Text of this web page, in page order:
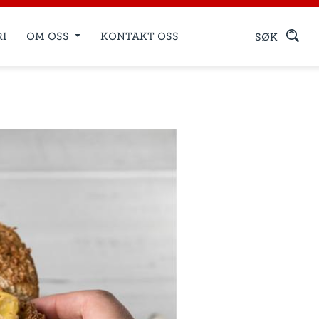
OM OSS KONTAKT OSS SØK